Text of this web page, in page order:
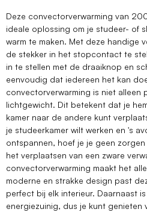
Deze convectorverwarming van
ideale oplossing om je studeer- of
warm te maken. Met deze handige
de stekker in het stopcontact te
in te stellen met de draaiknop en
eenvoudig dat iedereen het kan
convectorverwarming is niet alleen
lichtgewicht. Dit betekent dat je
kamer naar de andere kunt
je studeerkamer wilt werken en 's
ontspannen, hoef je je geen
het verplaatsen van een zware
convectorverwarming maakt het
moderne en strakke design past
perfect bij elk interieur. Daarnaast
energiezuinig, dus je kunt genieten